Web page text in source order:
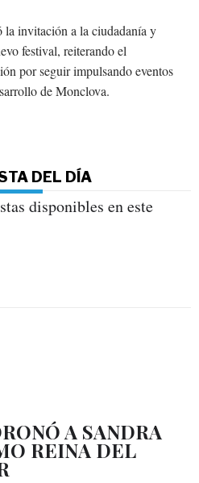
la invitación a la ciudadanía y
festival, reiterando el
por seguir impulsando eventos
de Monclova.
DEL DÍA
disponibles en este
A SANDRA
REINA DEL